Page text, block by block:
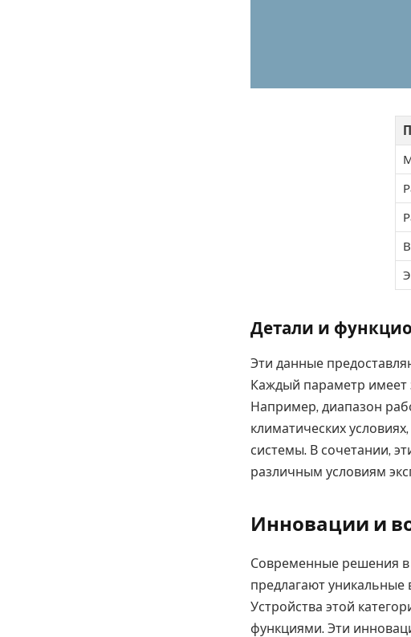
Детали и
Эти данные
Каждый параметр имеет
Например, диапазон
климатических
системы. В сочетании,
различным условиям
Инновации и
Современные решения в
предлагают
Устройства этой
функциями. Эти